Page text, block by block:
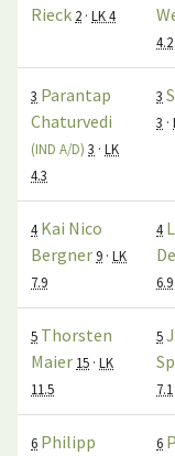
Rieck 2 · LK 4
4.2
3 Parantap
Chaturvedi
(IND A/D) 3 · LK
4.3
3
3 ·
4 Kai Nico
Bergner9 · LK
7.9
4
6.9
5 Thorsten
Maier 15 · LK
11.5
5
7.1
6 Philipp
6